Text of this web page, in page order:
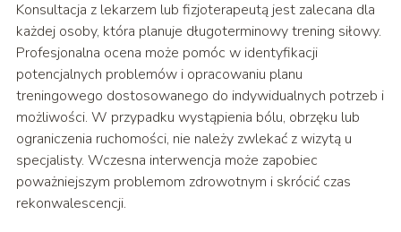
Konsultacja z lekarzem lub fizjoterapeutą jest zalecana dla
każdej osoby, która planuje długoterminowy trening siłowy.
Profesjonalna ocena może pomóc w identyfikacji
potencjalnych problemów i opracowaniu planu
treningowego dostosowanego do indywidualnych potrzeb i
możliwości. W przypadku wystąpienia bólu, obrzęku lub
ograniczenia ruchomości, nie należy zwlekać z wizytą u
specjalisty. Wczesna interwencja może zapobiec
poważniejszym problemom zdrowotnym i skrócić czas
rekonwalescencji.